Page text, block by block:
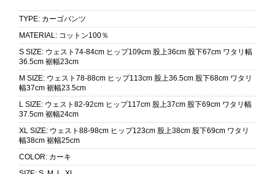
TYPE: カーゴパンツ
MATERIAL: コットン100％
S SIZE: ウェスト74-84cm ヒップ109cm 股上36cm 股下67cm ワタリ幅
36.5cm 裾幅23cm
M SIZE: ウェスト78-88cm ヒップ113cm 股上36.5cm 股下68cm ワタリ
幅37cm 裾幅23.5cm
L SIZE: ウェスト82-92cm ヒップ117cm 股上37cm 股下69cm ワタリ幅
37.5cm 裾幅24cm
XL SIZE: ウェスト88-98cm ヒップ123cm 股上38cm 股下69cm ワタリ
幅38cm 裾幅25cm
COLOR: カーキ